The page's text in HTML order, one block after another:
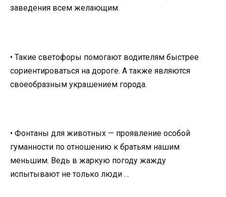
заведения всем желающим.
• Такие светофоры помогают водителям быстрее
сориентироваться на дороге. А также являются
своеобразным украшением города.
• Фонтаны для животных — проявление особой
гуманности по отношению к братьям нашим
меньшим. Ведь в жаркую погоду жажду
испытывают не только люди …